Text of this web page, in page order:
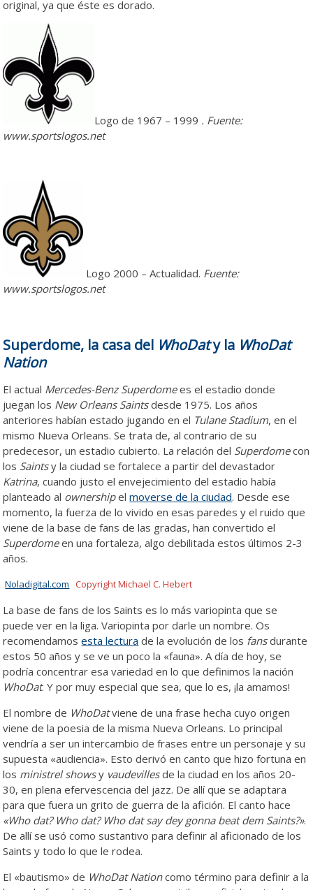
original, ya que éste es dorado.
Logo de 1967 – 1999 . Fuente:
www.sportslogos.net
Logo 2000 – Actualidad. Fuente:
www.sportslogos.net
Superdome, la casa del WhoDaty la WhoDat
Nation
El actual Mercedes-Benz Superdomees el estadio donde
juegan los New Orleans Saintsdesde 1975. Los años
anteriores habían estado jugando en el Tulane Stadium, en el
mismo Nueva Orleans. Se trata de, al contrario de su
predecesor, un estadio cubierto. La relación del Superdomecon
los Saintsy la ciudad se fortalece a partir del devastador
Katrina, cuando justo el envejecimiento del estadio había
planteado al ownershipelmoverse de la ciudad. Desde ese
momento, la fuerza de lo vivido en esas paredes y el ruido que
viene de la base de fans de las gradas, han convertido el
Superdomeen una fortaleza, algo debilitada estos últimos 2-3
años.
Noladigital.com Copyright Michael C. Hebert
La base de fans de los Saints es lo más variopinta que se
puede ver en la liga. Variopinta por darle un nombre. Os
recomendamosesta lectura de la evolución de los fansdurante
estos 50 años y se ve un poco la «fauna». A día de hoy, se
podría concentrar esa variedad en lo que definimos la nación
WhoDat. Y por muy especial que sea, que lo es, ¡la amamos!
El nombre de WhoDatviene de una frase hecha cuyo origen
viene de la poesia de la misma Nueva Orleans. Lo principal
vendría a ser un intercambio de frases entre un personaje y su
supuesta «audiencia». Esto derivó en canto que hizo fortuna en
los ministrel showsy vaudevillesde la ciudad en los años 20-
30, en plena efervescencia del jazz. De allí que se adaptara
para que fuera un grito de guerra de la afición. El canto hace
«Who dat? Who dat? Who dat say dey gonna beat dem Saints?».
De allí se usó como sustantivo para definir al aficionado de los
Saints y todo lo que le rodea.
El «bautismo» de WhoDat Nationcomo término para definir a la